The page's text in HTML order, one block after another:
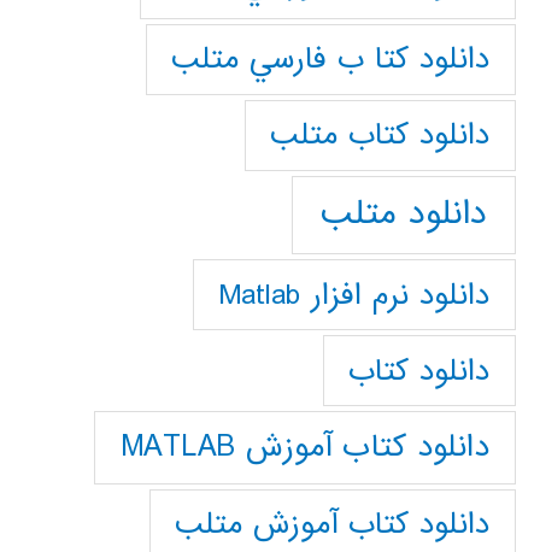
دانلود كتا ب فارسي متلب
دانلود كتاب متلب
دانلود متلب
دانلود نرم افزار Matlab
دانلود کتاب
دانلود کتاب آموزش MATLAB
دانلود کتاب آموزش متلب